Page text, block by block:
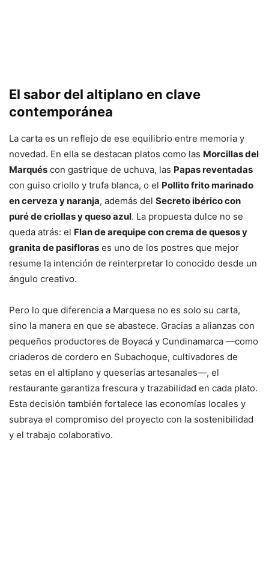
El sabor del altiplano en clave
contemporánea
La carta es un reflejo de ese equilibrio entre memoria y
novedad. En ella se destacan platos como las Morcillas del
Marqués con gastrique de uchuva, las Papas reventadas
con guiso criollo y trufa blanca, o el Pollito frito marinado
en cerveza y naranja, además del Secreto ibérico con
puré de criollas y queso azul. La propuesta dulce no se
queda atrás: el Flan de arequipe con crema de quesos y
granita de pasifloras es uno de los postres que mejor
resume la intención de reinterpretar lo conocido desde un
ángulo creativo.
Pero lo que diferencia a Marquesa no es solo su carta,
sino la manera en que se abastece. Gracias a alianzas con
pequeños productores de Boyacá y Cundinamarca —como
criaderos de cordero en Subachoque, cultivadores de
setas en el altiplano y queserías artesanales—, el
restaurante garantiza frescura y trazabilidad en cada plato.
Esta decisión también fortalece las economías locales y
subraya el compromiso del proyecto con la sostenibilidad
y el trabajo colaborativo.